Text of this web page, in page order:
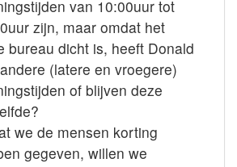
van 10:00uur tot
zijn, maar omdat het
bureau dicht is, heeft Donald
(latere en vroegere)
of blijven deze
we de mensen korting
gegeven, willen we